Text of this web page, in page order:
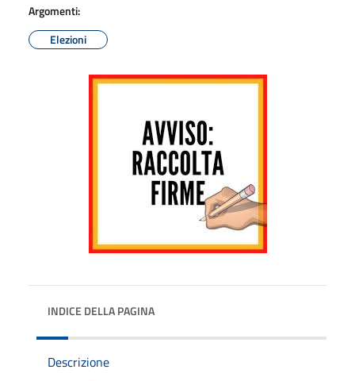
Argomenti:
Elezioni
INDICE DELLA PAGINA
Descrizione